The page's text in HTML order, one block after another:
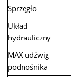
Sprzęgło
Układ
hydrauliczny
MAX udźwig
podnośnika